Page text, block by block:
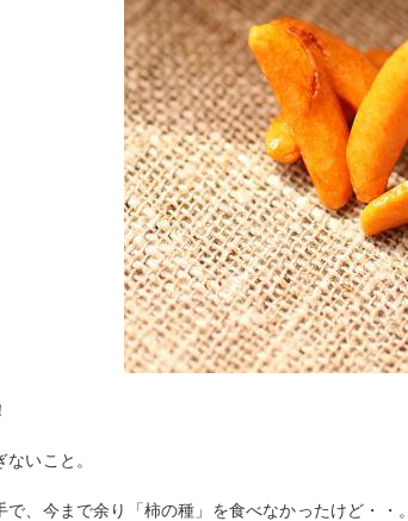
いこと。
、今まで余り「柿の種」を食べなかったけど・・。